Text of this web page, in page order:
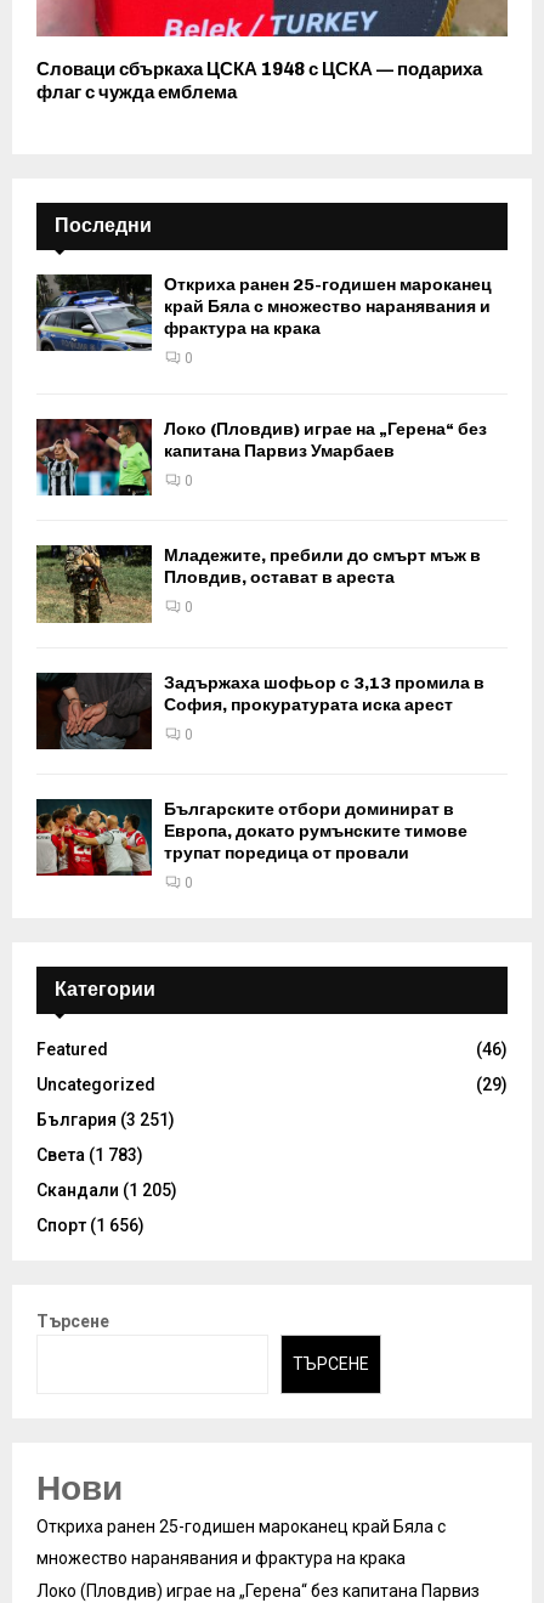
Словаци сбъркаха ЦСКА 1948 с ЦСКА — подариха
флаг с чужда емблема
Последни
Откриха ранен 25-годишен мароканец
край Бяла с множество наранявания и
фрактура на крака
0
Локо (Пловдив) играе на „Герена“ без
капитана Парвиз Умарбаев
0
Младежите, пребили до смърт мъж в
Пловдив, остават в ареста
0
Задържаха шофьор с 3,13 промила в
София, прокуратурата иска арест
0
Българските отбори доминират в
Европа, докато румънските тимове
трупат поредица от провали
0
Категории
Featured
(46)
Uncategorized
(29)
България (3 251)
Света (1 783)
Скандали (1 205)
Спорт (1 656)
Търсене
ТЪРСЕНЕ
Нови
Откриха ранен 25-годишен мароканец край Бяла с
множество наранявания и фрактура на крака
Локо (Пловдив) играе на „Герена“ без капитана Парвиз